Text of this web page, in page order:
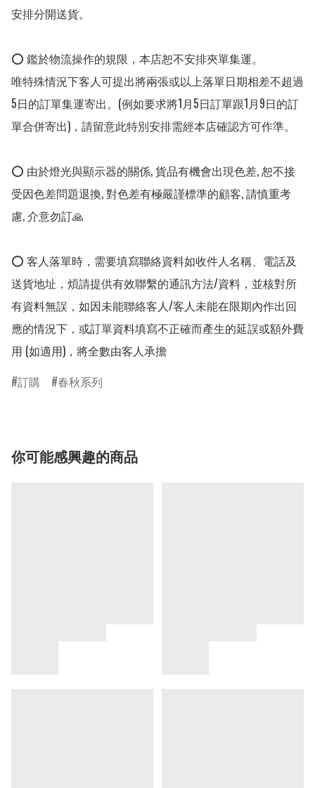
安排分開送貨。
⭕ 鑑於物流操作的規限，本店恕不安排夾單集運。
唯特殊情況下客人可提出將兩張或以上落單日期相差不超過
5日的訂單集運寄出。(例如要求將1月5日訂單跟1月9日的訂
單合併寄出)，請留意此特別安排需經本店確認方可作準。
⭕ 由於燈光與顯示器的關係, 貨品有機會出現色差, 恕不接
受因色差問題退換, 對色差有極嚴謹標準的顧客, 請慎重考
慮, 介意勿訂🙏
⭕ 客人落單時，需要填寫聯絡資料如收件人名稱、電話及
送貨地址，煩請提供有效聯繫的通訊方法/資料，並核對所
有資料無誤，如因未能聯絡客人/客人未能在限期內作出回
應的情況下，或訂單資料填寫不正確而產生的延誤或額外費
用 (如適用)，將全數由客人承擔
訂購
春秋系列
你可能感興趣的商品